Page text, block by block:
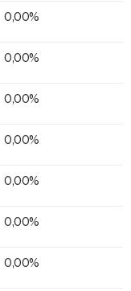
0,00%
0,00%
0,00%
0,00%
0,00%
0,00%
0,00%